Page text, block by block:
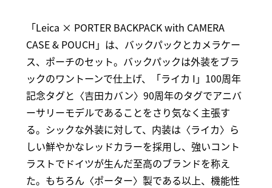
「Leica × PORTER BACKPACK with CAMERA
CASE & POUCH」は、バックパックとカメラケー
ス、ポーチのセット。バックパックは外装をブラ
ックのワントーンで仕上げ、「ライカ I」100周年
記念タグと〈吉田カバン〉90周年のタグでアニバ
ーサリーモデルであることをさり気なく主張す
る。シックな外装に対して、内装は〈ライカ〉ら
しい鮮やかなレッドカラーを採用し、強いコント
ラストでドイツが生んだ至高のブランドを称え
た。もちろん〈ポーター〉製である以上、機能性